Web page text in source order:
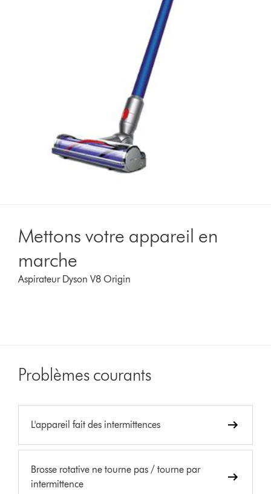
Mettons votre appareil en
marche
Aspirateur Dyson V8 Origin
Problèmes courants
L'appareil fait des intermittences
Brosse rotative ne tourne pas / tourne par
intermittence